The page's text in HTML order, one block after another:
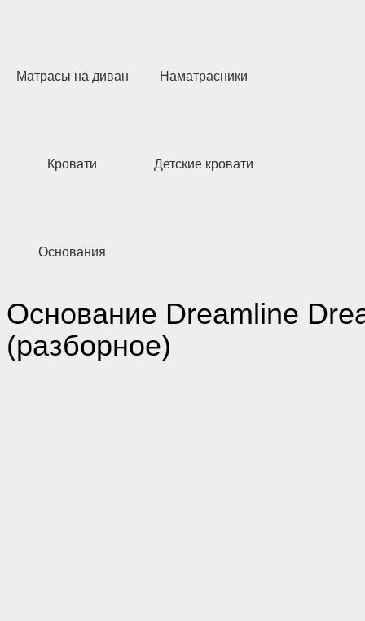
Матрасы на диван Наматрасники
Кровати Детские кровати
Основания
Основание Dreamline
(разборное)